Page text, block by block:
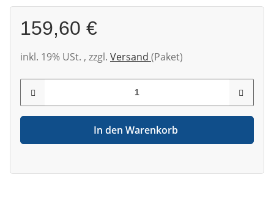
159,60 €
inkl. 19% USt. , zzgl. Versand (Paket)
In den Warenkorb